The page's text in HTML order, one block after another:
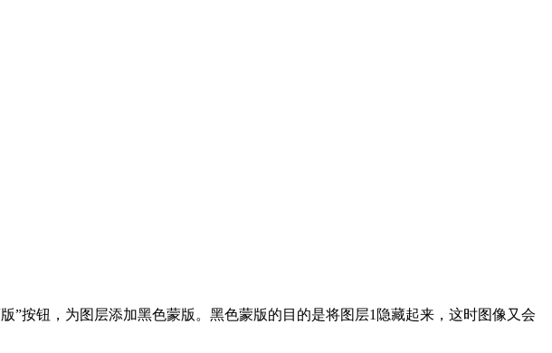
按钮，为图层添加黑色蒙版。黑色蒙版的目的是将图层1隐藏起来，这时图像又会